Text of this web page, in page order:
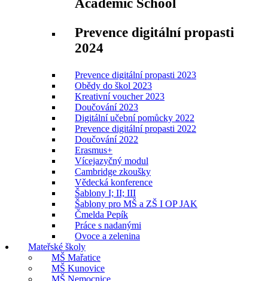
Academic School
Prevence digitální propasti
2024
Prevence digitální propasti 2023
Obědy do škol 2023
Kreativní voucher 2023
Doučování 2023
Digitální učební pomůcky 2022
Prevence digitální propasti 2022
Doučování 2022
Erasmus+
Vícejazyčný modul
Cambridge zkoušky
Vědecká konference
Šablony I; II; III
Šablony pro MŠ a ZŠ I OP JAK
Čmelda Pepík
Práce s nadanými
Ovoce a zelenina
Mateřské školy
MŠ Mařatice
MŠ Kunovice
MŠ Nemocnice